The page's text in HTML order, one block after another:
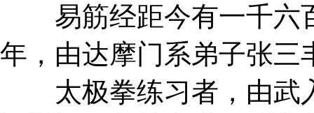
易筋经距今有一千六
年，由达摩门系弟子张三
太极拳练习者，由武